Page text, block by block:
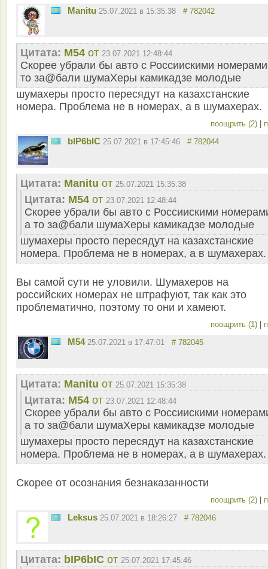
Manitu 25.07.2021 в 15:35:38 # 782042
Цитата: M54 от 23.07.2021 12:48:44
Скорее убрали бы авто с Россиискими
то за@бали шумаХеры камикадзе молодые
шумахеры просто пересядут на казахстанские
номера. Проблема не в номерах, а в шумахерах.
поощрить (2)
bIP6bIC 25.07.2021 в 17:45:46 # 782044
Цитата: Manitu от 25.07.2021 15:35:38
Цитата: M54 от 23.07.2021 12:48:44
Скорее убрали бы авто с Россиискими
а то за@бали шумаХеры камикадзе молодые
шумахеры просто пересядут на казахстанские
номера. Проблема не в номерах, а в шумахерах.
Вы самой сути не уловили. Шумахеров на
российских номерах не штрафуют, так как это
проблематично, поэтому то они и хамеют.
поощрить (1)
M54 25.07.2021 в 17:47:01 # 782045
Цитата: Manitu от 25.07.2021 15:35:38
Цитата: M54 от 23.07.2021 12:48:44
Скорее убрали бы авто с Россиискими
а то за@бали шумаХеры камикадзе молодые
шумахеры просто пересядут на казахстанские
номера. Проблема не в номерах, а в шумахерах.
Скорее от осознания безнаказанности
поощрить (2)
Leksus 25.07.2021 в 18:26:27 # 782046
Цитата: bIP6bIC от 25.07.2021 17:45:46